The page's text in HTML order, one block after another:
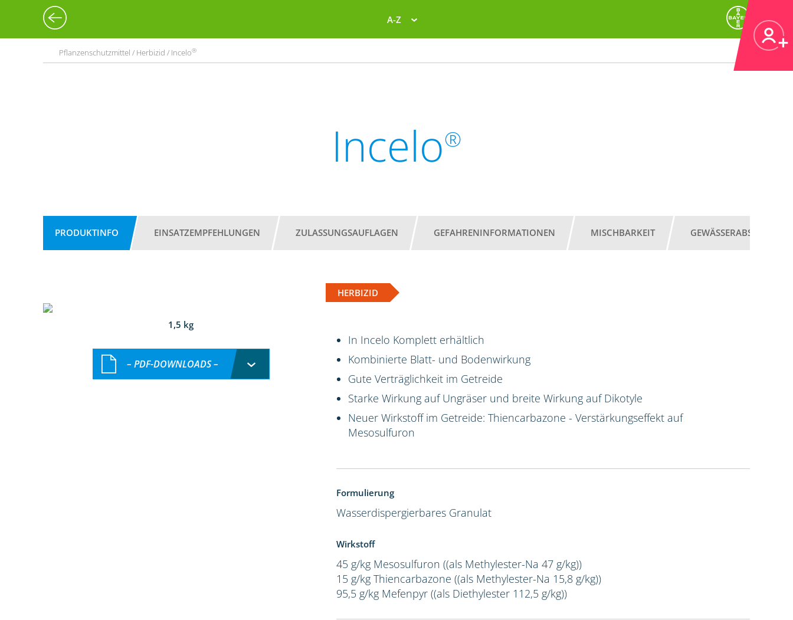
A-Z
Pflanzenschutzmittel / Herbizid / Incelo®
Incelo®
PRODUKTINFO EINSATZEMPFEHLUNGEN ZULASSUNGSAUFLAGEN GEFAHRENINFORMATIONEN MISCHBARKEIT GEWÄSSERABSTAND
HERBIZID
1,5 kg
– PDF-DOWNLOADS –
In Incelo Komplett erhältlich
Kombinierte Blatt- und Bodenwirkung
Gute Verträglichkeit im Getreide
Starke Wirkung auf Ungräser und breite Wirkung auf Dikotyle
Neuer Wirkstoff im Getreide: Thiencarbazone - Verstärkungseffekt auf
Mesosulfuron
Formulierung
Wasserdispergierbares Granulat
Wirkstoff
45 g/kg Mesosulfuron ((als Methylester-Na 47 g/kg))
15 g/kg Thiencarbazone ((als Methylester-Na 15,8 g/kg))
95,5 g/kg Mefenpyr ((als Diethylester 112,5 g/kg))